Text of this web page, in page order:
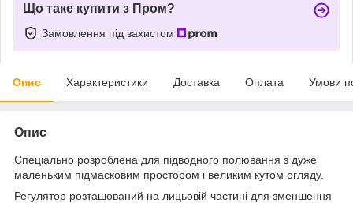
Що таке купити з Пром?
Замовлення під захистом
Опис Характеристики Доставка Оплата Умови
Опис
Спеціально розроблена для підводного полювання з дуже
маленьким підмасковим простором і великим кутом огляду.
Регулятор розташований на лицьовій частині для зменшення